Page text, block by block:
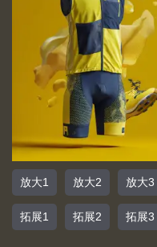
放大1 放大2 放大3
拓展1 拓展2 拓展3